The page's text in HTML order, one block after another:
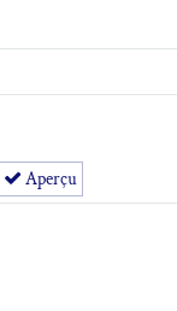
Aperçu